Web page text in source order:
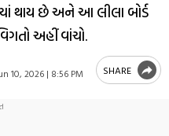
થાય છે અને આ લીલા બોર્ડ
અહીં વાંચો.
10, 2026 | 8:56 PM SHARE